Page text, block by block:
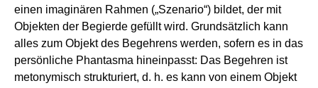
einen imaginären Rahmen („Szenario“) bildet, der mit
Objekten der Begierde gefüllt wird. Grundsätzlich kann
alles zum Objekt des Begehrens werden, sofern es in das
persönliche Phantasma hineinpasst: Das Begehren ist
metonymisch strukturiert, d. h. es kann von einem Objekt